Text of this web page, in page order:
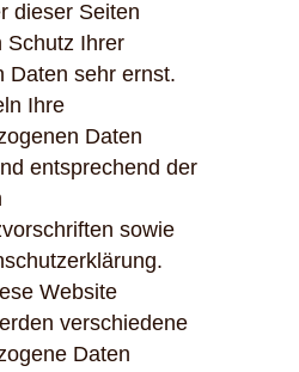
dieser Seiten
Schutz Ihrer
Daten sehr ernst.
Ihre
Daten
entsprechend der
sowie
Website
verschiedene
Daten